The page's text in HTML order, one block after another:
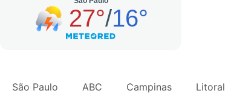
São Paulo ABC Campinas Litoral